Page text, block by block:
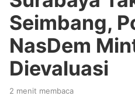
Seimbang,
NasDem
Dievaluasi
2 menit membaca